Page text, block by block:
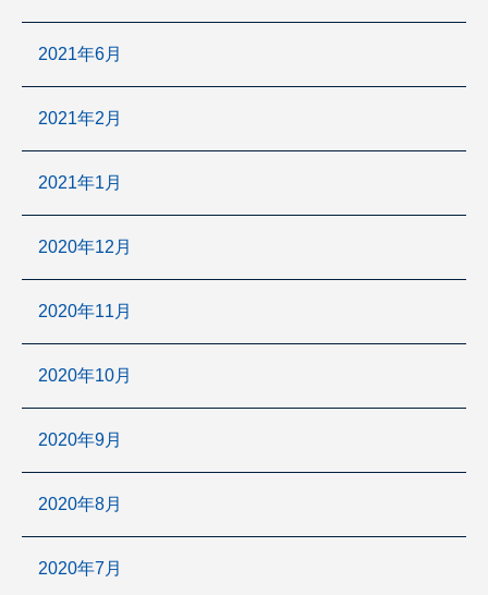
2021年6月
2021年2月
2021年1月
2020年12月
2020年11月
2020年10月
2020年9月
2020年8月
2020年7月